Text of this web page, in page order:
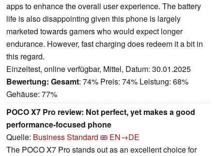
apps to enhance the overall user experience. The battery
life is also disappointing given this phone is largely
marketed towards gamers who would expect longer
endurance. However, fast charging does redeem it a bit in
this regard.
Einzeltest, online verfügbar, Mittel, Datum: 30.01.2025
Bewertung: Gesamt: 74% Preis: 74% Leistung: 68%
Gehäuse: 77%
POCO X7 Pro review: Not perfect, yet makes a good
performance-focused phone
Quelle: Business Standard
EN→DE
The POCO X7 Pro stands out as an excellent choice for